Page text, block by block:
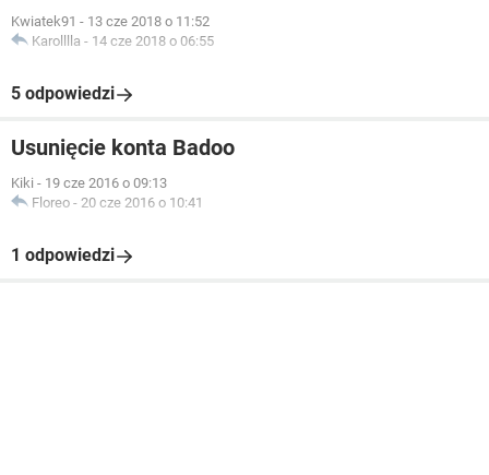
Kwiatek91 - 13 cze 2018 o 11:52
Karolllla - 14 cze 2018 o 06:55
5 odpowiedzi
Usunięcie konta Badoo
Kiki - 19 cze 2016 o 09:13
Floreo - 20 cze 2016 o 10:41
1 odpowiedzi